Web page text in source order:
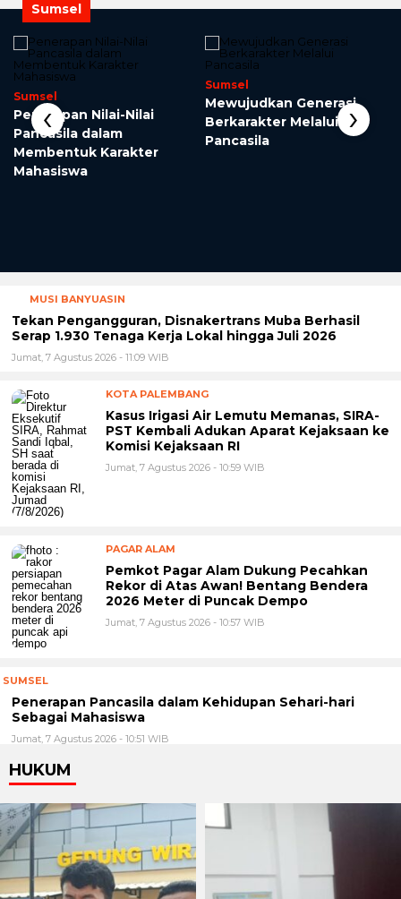
Sumsel
Sumsel
Penerapan Nilai-Nilai
Pancasila dalam
Membentuk Karakter
Mahasiswa
Sumsel
Mewujudkan Generasi
Berkarakter Melalui
Pancasila
‹ ›
MUSI BANYUASIN
Tekan Pengangguran, Disnakertrans Muba Berhasil
Serap 1.930 Tenaga Kerja Lokal hingga Juli 2026
Jumat, 7 Agustus 2026 - 11:09 WIB
KOTA PALEMBANG
Kasus Irigasi Air Lemutu Memanas, SIRA-
PST Kembali Adukan Aparat Kejaksaan ke
Komisi Kejaksaan RI
Jumat, 7 Agustus 2026 - 10:59 WIB
PAGAR ALAM
Pemkot Pagar Alam Dukung Pecahkan
Rekor di Atas Awan! Bentang Bendera
2026 Meter di Puncak Dempo
Jumat, 7 Agustus 2026 - 10:57 WIB
SUMSEL
Penerapan Pancasila dalam Kehidupan Sehari-hari
Sebagai Mahasiswa
Jumat, 7 Agustus 2026 - 10:51 WIB
HUKUM